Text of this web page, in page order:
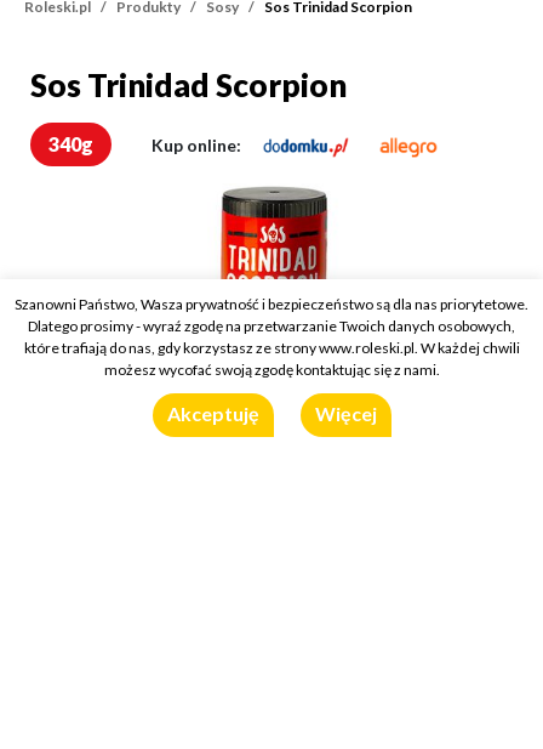
Roleski.pl Produkty Sosy Sos Trinidad Scorpion
Sos Trinidad Scorpion
Sos Trinidad Scorpion
340g Kup online:
Szanowni Państwo, Wasza prywatność i bezpieczeństwo są dla nas priorytetowe.
Dlatego prosimy - wyraź zgodę na przetwarzanie Twoich danych osobowych,
które trafiają do nas, gdy korzystasz ze strony www.roleski.pl. W każdej chwili
możesz wycofać swoją zgodę kontaktując się z nami.
Akceptuję Więcej